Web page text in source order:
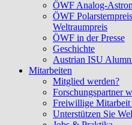
ÖWF Analog-
ÖWF
Weltraumpreis
ÖWF in der Presse
Geschichte
Austrian ISU
Mitarbeiten
Mitglied werden?
Forschungspartner
Freiwillige Mitarbeit
Unterstützen Sie